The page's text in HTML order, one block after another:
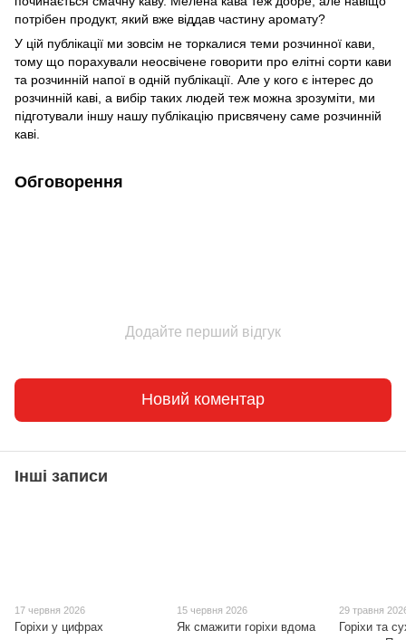
потрібен продукт, який вже віддав частину аромату?
У цій публікації ми зовсім не торкалися теми розчинної кави,
тому що порахували неосвічене говорити про елітні сорти кави
та розчинній напої в одній публікації. Але у кого є інтерес до
розчинній каві, а вибір таких людей теж можна зрозуміти, ми
підготували іншу нашу публікацію присвячену саме розчинній
каві.
Обговорення
Додайте перший відгук
Новий коментар
Інші записи
17 червня 2026
Горіхи у цифрах
15 червня 2026
Як смажити горіхи вдома
29 травня
Горіхи та